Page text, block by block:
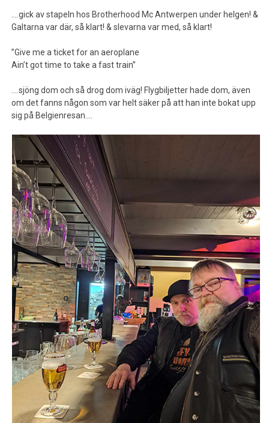
….gick av stapeln hos Brotherhood Mc Antwerpen under helgen! &
Galtarna var där, så klart! & slevarna var med, så klart!
”Give me a ticket for an aeroplane
Ain’t got time to take a fast train”
….sjöng dom och så drog dom iväg! Flygbiljetter hade dom, även
om det fanns någon som var helt säker på att han inte bokat upp
sig på Belgienresan….